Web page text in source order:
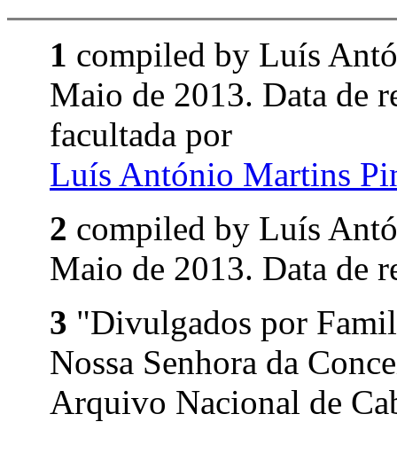
1 compiled by Luís
Maio de 2013. Data de
facultada por
Luís António Martins
2 compiled by Luís
Maio de 2013. Data de
3 "Divulgados por
Nossa Senhora da
Arquivo Nacional de